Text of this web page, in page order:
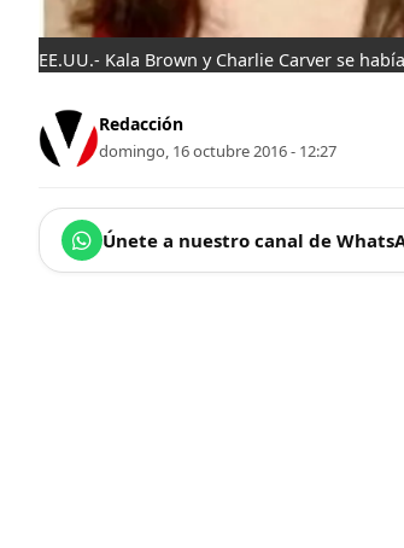
EE.UU.- Kala Brown y Charlie Carver se
Redacción
domingo, 16 octubre 2016 - 12:27
Únete a nuestro canal de